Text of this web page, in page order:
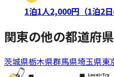
1泊1人2,000円（1泊2日
関東の他の都道府県
茨城県栃木県群馬県埼玉県東